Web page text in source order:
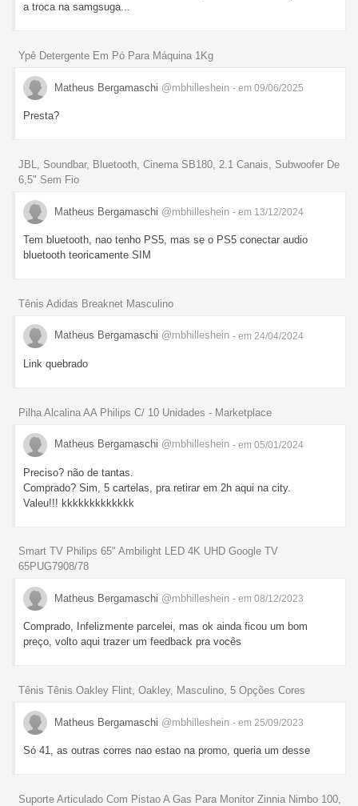
a troca na samgsuga...
Ypê Detergente Em Pó Para Máquina 1Kg
Matheus Bergamaschi @mbhilleshein - em 09/06/2025
Presta?
JBL, Soundbar, Bluetooth, Cinema SB180, 2.1 Canais, Subwoofer De
6,5" Sem Fio
Matheus Bergamaschi @mbhilleshein - em 13/12/2024
Tem bluetooth, nao tenho PS5, mas se o PS5 conectar audio
bluetooth teoricamente SIM
Tênis Adidas Breaknet Masculino
Matheus Bergamaschi @mbhilleshein - em 24/04/2024
Link quebrado
Pilha Alcalina AA Philips C/ 10 Unidades - Marketplace
Matheus Bergamaschi @mbhilleshein - em 05/01/2024
Preciso? não de tantas.
Comprado? Sim, 5 cartelas, pra retirar em 2h aqui na city.
Valeu!!! kkkkkkkkkkkkk
Smart TV Philips 65" Ambilight LED 4K UHD Google TV
65PUG7908/78
Matheus Bergamaschi @mbhilleshein - em 08/12/2023
Comprado, Infelizmente parcelei, mas ok ainda ficou um bom
preço, volto aqui trazer um feedback pra vocês
Tênis Tênis Oakley Flint, Oakley, Masculino, 5 Opções Cores
Matheus Bergamaschi @mbhilleshein - em 25/09/2023
Só 41, as outras corres nao estao na promo, queria um desse
Suporte Articulado Com Pistao A Gas Para Monitor Zinnia Nimbo 100,